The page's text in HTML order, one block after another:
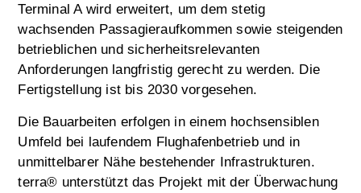
Terminal A wird erweitert, um dem stetig
wachsenden Passagieraufkommen sowie steigenden
betrieblichen und sicherheitsrelevanten
Anforderungen langfristig gerecht zu werden. Die
Fertigstellung ist bis 2030 vorgesehen.
Die Bauarbeiten erfolgen in einem hochsensiblen
Umfeld bei laufendem Flughafenbetrieb und in
unmittelbarer Nähe bestehender Infrastrukturen.
terra® unterstützt das Projekt mit der Überwachung